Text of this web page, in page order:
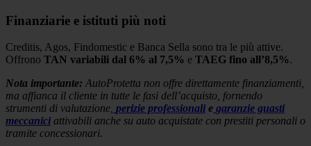
Finanziarie e istituti più noti
Creditis, Agos, Findomestic e Banca Sella sono tra le più attive.
Offrono TAN variabili dal 6% al 7,5% e TAEG fino all’8,5%.
Nota importante: AutoProtetta non offre direttamente finanziamenti,
ma affianca il cliente in tutte le fasi dell’acquisto, fornendo
strumenti di valutazione, perizie professionali e garanzie guasti
meccanici attivabili anche su auto acquistate con prestiti personali o
tramite concessionari.